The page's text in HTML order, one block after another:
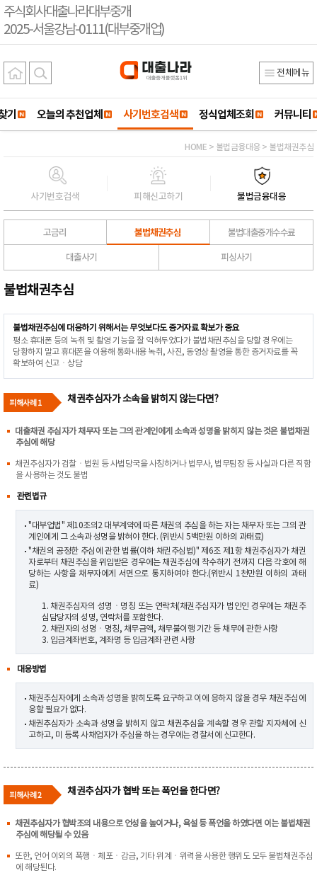
주식회사대출나라대부중개
2025-서울강남-0111(대부중개업)
전체메뉴
기 오늘의 추천업체 사기번호검색 정식업체조회 커뮤니티
HOME > 불법금융대응 > 불법채권추심
사기번호검색 피해신고하기 불법금융대응
고금리 불법채권추심 불법대출중개수수료
대출사기 피싱사기
불법채권추심
불법채권추심에 대응하기 위해서는 무엇보다도 증거자료 확보가 중요
평소 휴대폰 등의 녹취 및 촬영 기능을 잘 익혀두었다가 불법채권추심을 당할 경우에는
당황하지 말고 휴대폰을 이용해 통화내용 녹취, 사진, 동영상 촬영을 통한 증거자료를 꼭
확보하여 신고ㆍ상담
피해사례 1 채권추심자가 소속을 밝히지 않는다면?
대출채권 추심자가 채무자 또는 그의 관계인에게 소속과 성명을 밝히지 않는 것은 불법채권
추심에 해당
채권추심자가 검찰ㆍ법원 등 사법당국을 사칭하거나 법무사, 법무팀장 등 사실과 다른 직함
을 사용하는 것도 불법
관련법규
"대부업법" 제10조의2 대부계약에 따른 채권의 추심을 하는 자는 채무자 또는 그의 관
계인에게 그 소속과 성명을 밝혀야 한다. (위반시 5백만원 이하의 과태료)
"채권의 공정한 추심에 관한 법률(이하 채권추심법)" 제6조 제1항 채권추심자가 채권
자로부터 채권추심을 위임받은 경우에는 채권추심에 착수하기 전까지 다음 각호에 해
당하는 사항을 채무자에게 서면으로 통지하여야 한다.(위반시 1천만원 이하의 과태
료)
1. 채권추심자의 성명ㆍ명칭 또는 연락처(채권추심자가 법인인 경우에는 채권추
심담당자의 성명, 연락처를 포함한다.
2. 채권자의 성명ㆍ명칭, 채무금액, 채무불이행 기간 등 채무에 관한 사항
3. 입금계좌번호, 계좌명 등 입금계좌 관련 사항
대응방법
채권추심자에게 소속과 성명을 밝히도록 요구하고 이에 응하지 않을 경우 채권추심에
응할 필요가 없다.
채권추심자가 소속과 성명을 밝히지 않고 채권추심을 계속할 경우 관할 지자체에 신
고하고, 미 등록 사채업자가 추심을 하는 경우에는 경찰서에 신고한다.
피해사례 2 채권추심자가 협박 또는 폭언을 한다면?
채권추심자가 협박조의 내용으로 언성을 높이거나, 욕설 등 폭언을 하였다면 이는 불법채권
추심에 해당될 수 있음
또한, 언어 이외의 폭행ㆍ체포ㆍ감금, 기타 위계ㆍ위력을 사용한 행위도 모두 불법채권추심
에 해당된다.